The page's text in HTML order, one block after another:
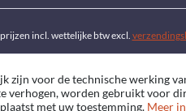
incl. wettelijke btw excl.
zijn voor de technische werking
verhogen, worden gebruikt voor
met uw toestemming. Meer